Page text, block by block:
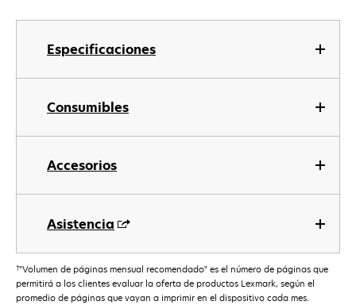
Especificaciones
Consumibles
Accesorios
Asistencia
†"Volumen de páginas mensual recomendado" es el número de páginas que
permitirá a los clientes evaluar la oferta de productos Lexmark, según el
promedio de páginas que vayan a imprimir en el dispositivo cada mes.